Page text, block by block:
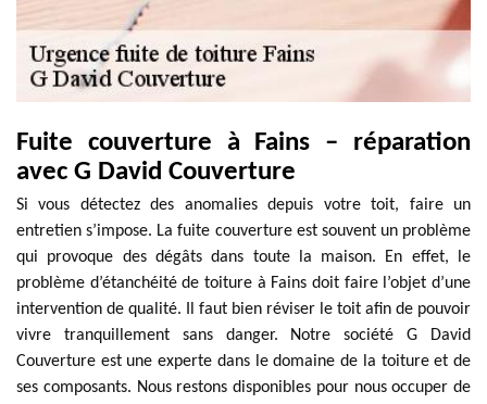
Fuite couverture à Fains – réparation
avec G David Couverture
Si vous détectez des anomalies depuis votre toit, faire un
entretien s’impose. La fuite couverture est souvent un problème
qui provoque des dégâts dans toute la maison. En effet, le
problème d’étanchéité de toiture à Fains doit faire l’objet d’une
intervention de qualité. Il faut bien réviser le toit afin de pouvoir
vivre tranquillement sans danger. Notre société G David
Couverture est une experte dans le domaine de la toiture et de
ses composants. Nous restons disponibles pour nous occuper de